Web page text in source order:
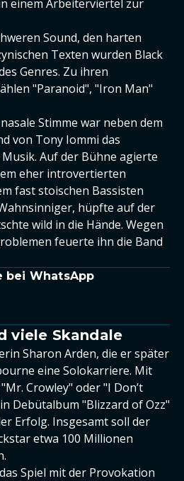
einem Arbeiterviertel zur
Sound, den harten
Texten wurden Black
Genres. Zu ihren
"Paranoid", "Iron Man"
Stimme war neben dem
von Tony Iommi das
Auf der Bühne agierte
eher introvertierten
fast stoischen Bassisten
hüpfte auf der
wild in die Hände. Wegen
feuerte ihn die Band
bei WhatsApp
viele Skandale
Sharon Arden, die er später
eine Solokarriere. Mit
Crowley" oder "I Don’t
Debütalbum "Blizzard of Ozz"
Erfolg. Insgesamt soll der
etwa 100 Millionen
Spiel mit der Provokation